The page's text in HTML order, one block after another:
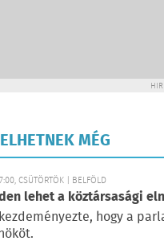
MÉG
CSÜTÖRTÖK | BELFÖLD
lehet a köztársasági
hogy a